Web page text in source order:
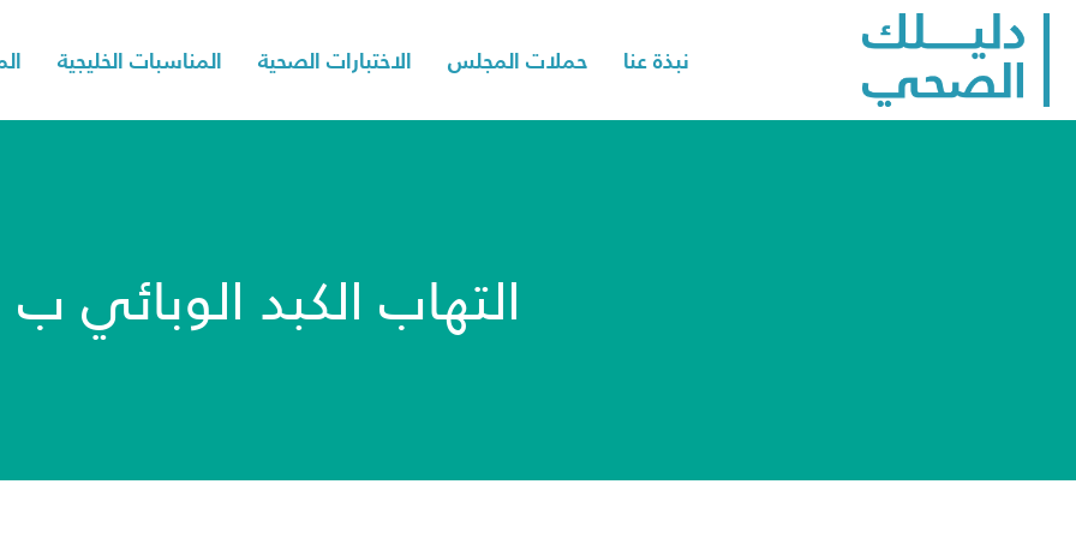
نبذة عنا حملات المجلس الاختبارات الصحية المناسبات الخليجية
التهاب الكبد الوبائي ب